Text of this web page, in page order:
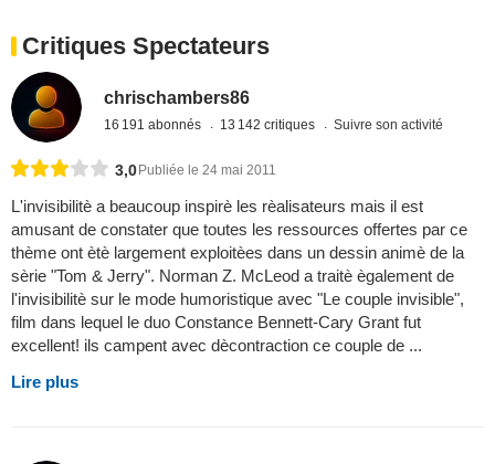
Critiques Spectateurs
chrischambers86
16 191 abonnés 13 142 critiques Suivre son activité
3,0 Publiée le 24 mai 2011
L'invisibilitè a beaucoup inspirè les rèalisateurs mais il est
amusant de constater que toutes les ressources offertes par ce
thème ont ètè largement exploitèes dans un dessin animè de la
sèrie "Tom & Jerry". Norman Z. McLeod a traitè ègalement de
l'invisibilitè sur le mode humoristique avec "Le couple invisible",
film dans lequel le duo Constance Bennett-Cary Grant fut
excellent! ils campent avec dècontraction ce couple de ...
Lire plus